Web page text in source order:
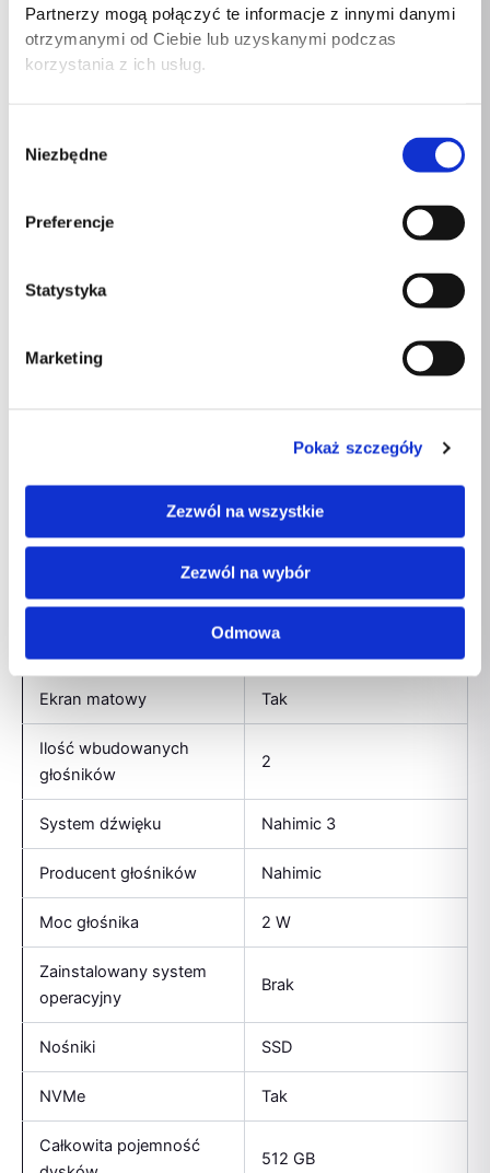
Partnerzy mogą połączyć te informacje z innymi danymi
otrzymanymi od Ciebie lub uzyskanymi podczas
korzystania z ich usług.
zgody
Niezbędne
Preferencje
Statystyka
Marketing
Pokaż szczegóły
Zezwól na wszystkie
Zezwól na wybór
Odmowa
Model kontrolera WLAN Intel Wi-Fi 6E AX211
Producent karty WLAN
częstotliwość
Full HD
Ekran dotykowy Nie
Rozdzielczość 1920 x 1080 px
Ekran matowy Tak
Ilość wbudowanych
głośników
2
System dźwięku Nahimic 3
Producent głośników Nahimic
Moc głośnika 2 W
Zainstalowany system
operacyjny
Brak
Nośniki SSD
NVMe Tak
Całkowita pojemność
512 GB